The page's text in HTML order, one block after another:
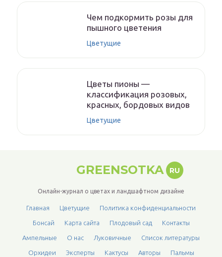
Чем подкормить розы для
пышного цветения
Цветущие
Цветы пионы —
классификация розовых,
красных, бордовых видов
Цветущие
GREENSOTKA RU
Онлайн-журнал о цветах и ландшафтном дизайне
Главная Цветущие Политика конфиденциальности
Бонсай Карта сайта Плодовый сад Контакты
Ампельные О нас Луковичные Список литературы
Орхидеи Эксперты Кактусы Авторы Пальмы